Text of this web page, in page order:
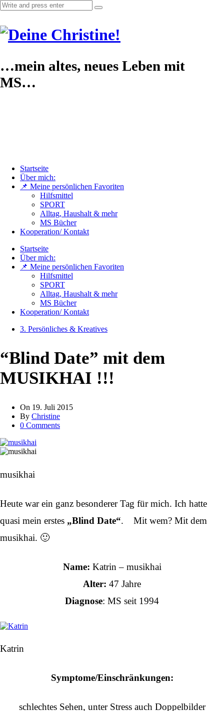
…mein altes, neues Leben mit
MS…
Startseite
Über mich:
📌 Meine persönlichen Favoriten
Hilfsmittel
SPORT
Alltag, Haushalt & mehr
MS Bücher
Kooperation/ Kontakt
Startseite
Über mich:
📌 Meine persönlichen Favoriten
Hilfsmittel
SPORT
Alltag, Haushalt & mehr
MS Bücher
Kooperation/ Kontakt
3. Persönliches & Kreatives
“Blind Date” mit dem
MUSIKHAI !!!
On 19. Juli 2015
By Christine
0 Comments
musikhai
Heute war ein ganz besonderer Tag für mich. Ich hatte
quasi mein erstes „Blind Date“. Mit wem? Mit dem
musikhai. 🙂
Name: Katrin – musikhai
Alter: 47 Jahre
Diagnose: MS seit 1994
Katrin
Symptome/Einschränkungen:
schlechtes Sehen, unter Stress auch Doppelbilder